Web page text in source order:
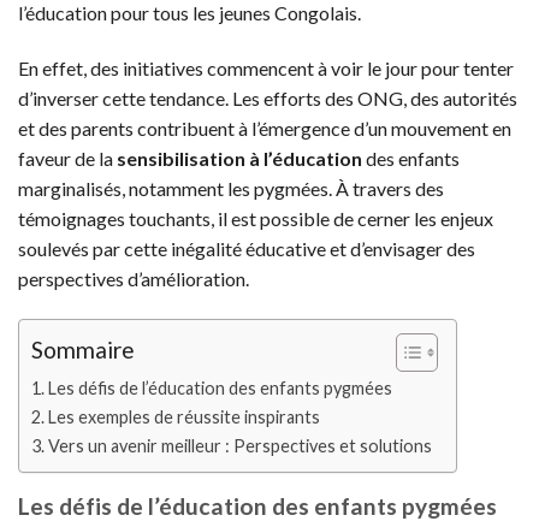
l’éducation pour tous les jeunes Congolais.
En effet, des initiatives commencent à voir le jour pour tenter
d’inverser cette tendance. Les efforts des ONG, des autorités
et des parents contribuent à l’émergence d’un mouvement en
faveur de la sensibilisation à l’éducation des enfants
marginalisés, notamment les pygmées. À travers des
témoignages touchants, il est possible de cerner les enjeux
soulevés par cette inégalité éducative et d’envisager des
perspectives d’amélioration.
Sommaire
Les défis de l’éducation des enfants pygmées
Les exemples de réussite inspirants
Vers un avenir meilleur : Perspectives et solutions
Les défis de l’éducation des enfants pygmées